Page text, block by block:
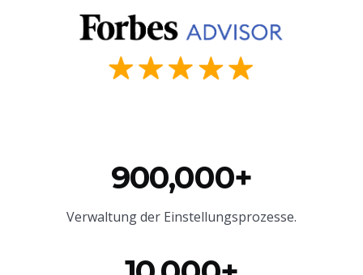
900,000+
Verwaltung der Einstellungsprozesse.